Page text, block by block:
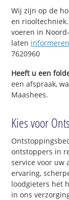
Wij zijn op de
en
voeren in
laten informeren
7620960
Heeft u een
een afspraak,
Maashees.
Kies voor
ontstoppers in
service voor uw
ervaring,
loodgieters het
in ons